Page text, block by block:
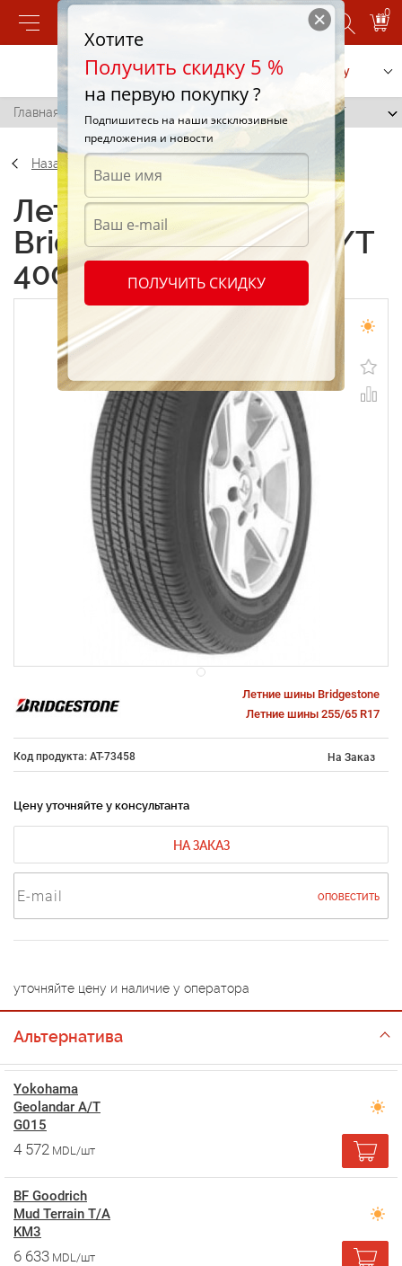
0
Позвонить Заказать услугу
Главная / Bridgestone Dueler H/T 400 255/65 R17 110T
Назад
Летние шины
Bridgestone Dueler H/T
400 255/65 R17 110T
Летние шины Bridgestone
Летние шины 255/65 R17
Код продукта: AT-73458 На Заказ
Цену уточняйте у консультанта
НА ЗАКАЗ
ОПОВЕСТИТЬ
уточняйте цену и наличие у оператора
Альтернатива
Yokohama
Geolandar A/T
G015
4 572 MDL/шт
BF Goodrich
Mud Terrain T/A
KM3
6 633 MDL/шт
Хотите
Получить скидку 5 %
на первую покупку ?
Подпишитесь на наши эксклюзивные
предложения и новости
ПОЛУЧИТЬ СКИДКУ